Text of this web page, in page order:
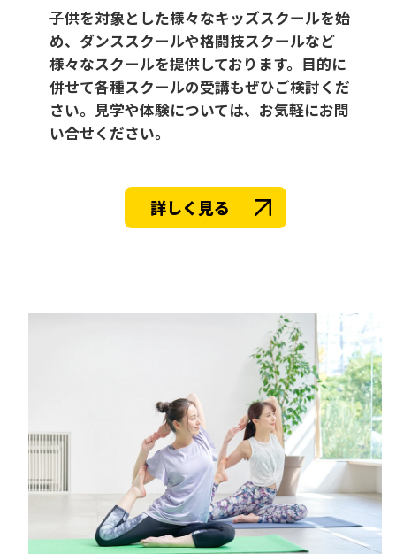
子供を対象とした様々なキッズスクールを始
め、ダンススクールや格闘技スクールなど
様々なスクールを提供しております。目的に
併せて各種スクールの受講もぜひご検討くだ
さい。見学や体験については、お気軽にお問
い合せください。
詳しく見る